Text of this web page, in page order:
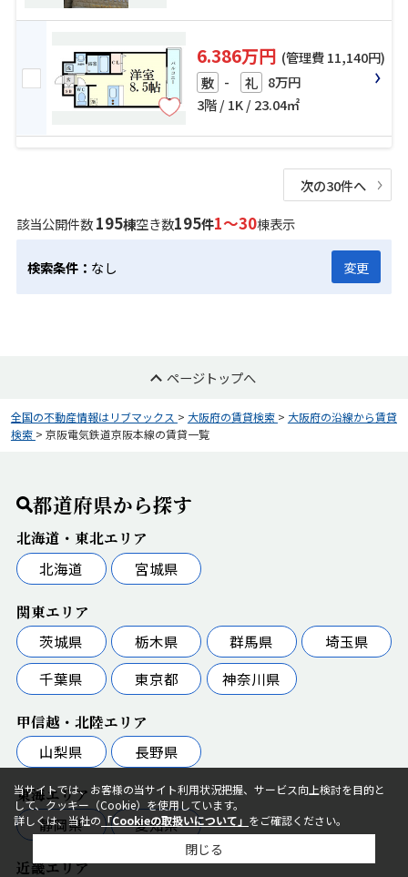
6.386万円 (管理費 11,140円)
敷 - 礼 8万円
3階 / 1K / 23.04㎡
次の30件へ
該当公開件数195棟空き数195件1～30棟表示
検索条件： なし 変更
ページトップへ
全国の不動産情報はリブマックス > 大阪府の賃貸検索 > 大阪府の沿線から賃貸
検索 > 京阪電気鉄道京阪本線の賃貸一覧
都道府県から探す
北海道・東北エリア
北海道
宮城県
関東エリア
茨城県
栃木県 群馬県
埼玉県
千葉県
東京都 神奈川県
甲信越・北陸エリア
山梨県
長野県
東海エリア
静岡県
愛知県
近畿エリア
当サイトでは、お客様の当サイト利用状況把握、サービス向上検討を目的と
して、クッキー（Cookie）を使用しています。
詳しくは、当社の「Cookieの取扱いについて」 をご確認ください。
閉じる